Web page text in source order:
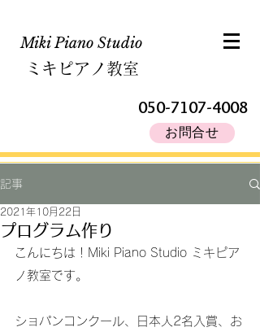
Miki Piano Studio​
ミキピアノ教室
050-7107-4008
お問合せ
記事
プログラム作り
2021年10月22日
こんにちは！Miki Piano Studio ミキピア
ノ教室です。
ショパンコンクール、日本人2名入賞、お